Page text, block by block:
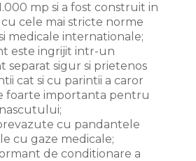
mp si a fost construit in
cele mai stricte norme
medicale internationale;
este ingrijit intr-un
separat sigur si prietenos
cat si cu parintii a caror
foarte importanta pentru
cu pandantele
cu gaze medicale;
de conditionare a